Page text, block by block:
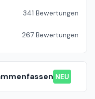
341 Bewertungen
267 Bewertungen
NEU